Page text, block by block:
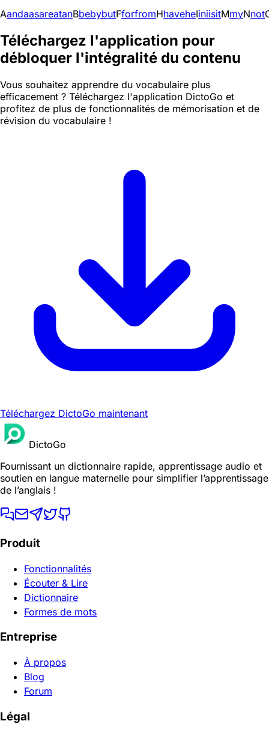
AandaasareatanBbebybutFforfromHhaveheIiniisitMmyNnot
Téléchargez l'application pour
débloquer l'intégralité du contenu
Vous souhaitez apprendre du vocabulaire plus
efficacement ? Téléchargez l'application DictoGo et
profitez de plus de fonctionnalités de mémorisation et de
révision du vocabulaire !
Téléchargez DictoGo maintenant
DictoGo
Fournissant un dictionnaire rapide, apprentissage audio et
soutien en langue maternelle pour simplifier l’apprentissage
de l’anglais !
Produit
Fonctionnalités
Écouter & Lire
Dictionnaire
Formes de mots
Entreprise
À propos
Blog
Forum
Légal